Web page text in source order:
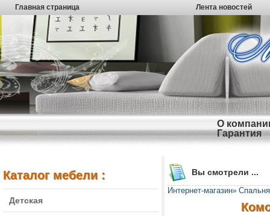
Главная страница Лента новостей
О
Гарантия
Каталог мебели :
Детская
Вы смотрели ...
Интернет-магазин» Спальня